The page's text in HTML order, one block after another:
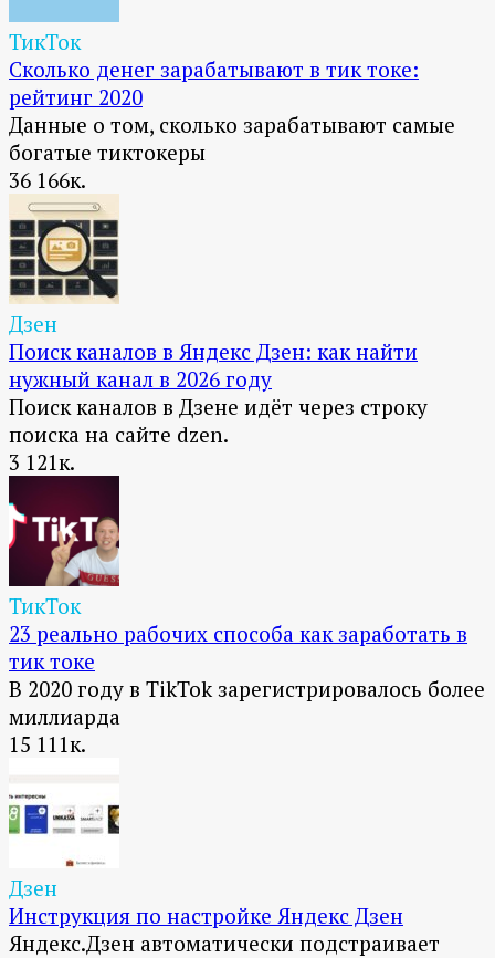
ТикТок
Сколько денег зарабатывают в тик токе:
рейтинг 2020
Данные о том, сколько зарабатывают самые
богатые тиктокеры
36 166к.
Дзен
Поиск каналов в Яндекс Дзен: как найти
нужный канал в 2026 году
Поиск каналов в Дзене идёт через строку
поиска на сайте dzen.
3 121к.
ТикТок
23 реально рабочих способа как заработать в
тик токе
В 2020 году в TikTok зарегистрировалось более
миллиарда
15 111к.
Дзен
Инструкция по настройке Яндекс Дзен
Яндекс.Дзен автоматически подстраивает